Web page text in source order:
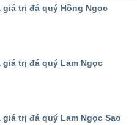
trị đá quý Hồng Ngọc
trị đá quý Lam Ngọc
trị đá quý Lam Ngọc Sao